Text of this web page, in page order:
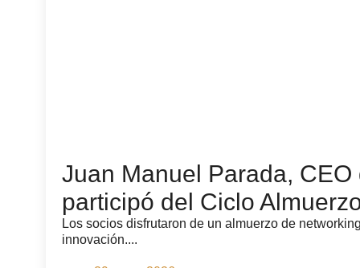
Juan Manuel Parada,
participó del Ciclo
Los socios disfrutaron de un almuerzo de
innovación....